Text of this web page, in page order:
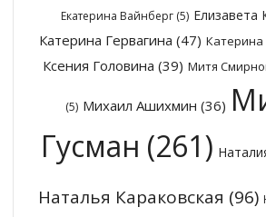
Екатерина Вайнберг(5) Елизавета
Катерина Гервагина (47)
Ксения Головина (39) Митя
(5) Михаил Ашихмин (36)
Гусман (261)
Наталья Караковская (96)